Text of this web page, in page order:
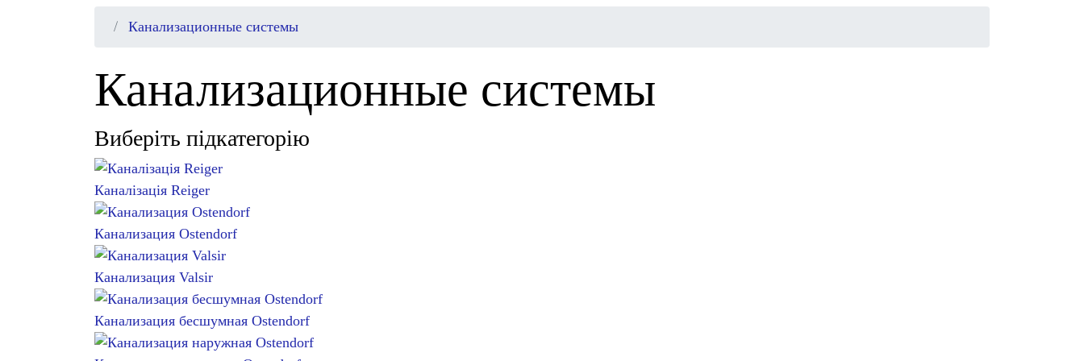
Канализационные системы
Канализационные системы
Виберіть підкатегорію
Каналізація Reiger
Канализация Ostendorf
Канализация Valsir
Канализация бесшумная Ostendorf